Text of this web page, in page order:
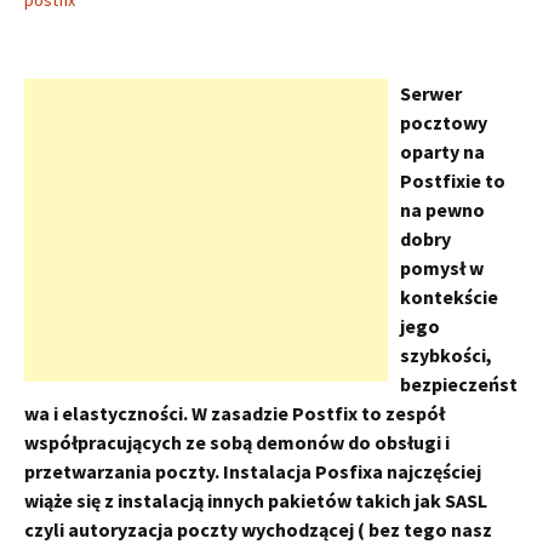
Serwer
pocztowy
oparty na
Postfixie to
na pewno
dobry
pomysł w
kontekście
jego
szybkości,
bezpieczeńst
wa i elastyczności. W zasadzie Postfix to zespół
współpracujących ze sobą demonów do obsługi i
przetwarzania poczty. Instalacja Posfixa najczęściej
wiąże się z instalacją innych pakietów takich jak SASL
czyli autoryzacja poczty wychodzącej ( bez tego nasz